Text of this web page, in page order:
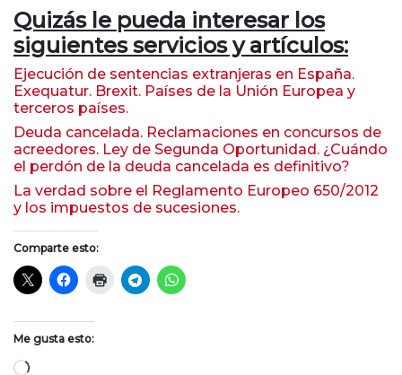
Quizás le pueda interesar los
siguientes servicios y artículos:
Ejecución de sentencias extranjeras en España.
Exequatur. Brexit. Países de la Unión Europea y
terceros países.
Deuda cancelada. Reclamaciones en concursos de
acreedores. Ley de Segunda Oportunidad. ¿Cuándo
el perdón de la deuda cancelada es definitivo?
La verdad sobre el Reglamento Europeo 650/2012
y los impuestos de sucesiones.
Comparte esto:
Me gusta esto:
Cargando...